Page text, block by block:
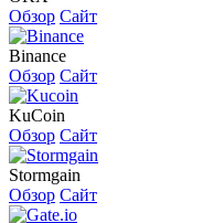
Обзор Сайт
Binance
Обзор Сайт
KuCoin
Обзор Сайт
Stormgain
Обзор Сайт